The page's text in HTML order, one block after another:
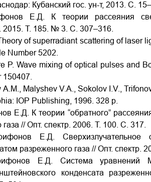
Кубанский гос. ун-т, 2013. С.
Е.Д. К теории рассеяния
2015. Т. 185. № 3. С. 307–316.
of superradiant scattering of laser
Number 5202.
P. Wave mixing of optical pulses and
150407.
Malyshev V.A., Sokolov I.V.,
IOP Publishing, 1996. 328 p.
Е.Д. К теории “обратного”
// Опт. спектр. 2006. Т. 100. С. 317.
Е.Д. Сверхизлучательное
разреженного газа // Опт. спектр.
Е.Д. Система уравнений
конденсата